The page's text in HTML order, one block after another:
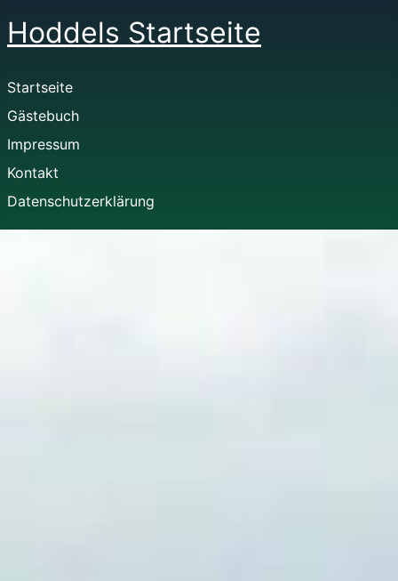
Hoddels Startseite
Startseite
Gästebuch
Impressum
Kontakt
Datenschutzerklärung